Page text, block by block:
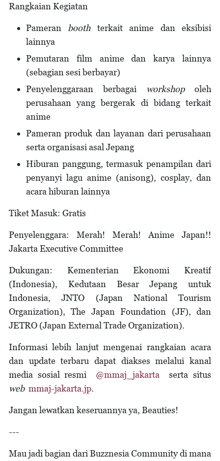
Rangkaian Kegiatan
Pameran boothterkait anime dan eksibisi
lainnya
Pemutaran film anime dan karya lainnya
(sebagian sesi berbayar)
Penyelenggaraan berbagai workshopoleh
perusahaan yang bergerak di bidang terkait
anime
Pameran produk dan layanan dari perusahaan
serta organisasi asal Jepang
Hiburan panggung, termasuk penampilan dari
penyanyi lagu anime (anisong), cosplay, dan
acara hiburan lainnya
Tiket Masuk: Gratis
Penyelenggara: Merah! Merah! Anime Japan!!
Jakarta Executive Committee
Dukungan: Kementerian Ekonomi Kreatif
(Indonesia), Kedutaan Besar Jepang untuk
Indonesia, JNTO (Japan National Tourism
Organization), The Japan Foundation (JF), dan
JETRO (Japan External Trade Organization).
Informasi lebih lanjut mengenai rangkaian acara
dan update terbaru dapat diakses melalui kanal
media sosial resmi @mmaj_jakarta serta situs
web mmaj-jakarta.jp.
Jangan lewatkan keseruannya ya, Beauties!
---
Mau jadi bagian dari Buzznesia Community di mana